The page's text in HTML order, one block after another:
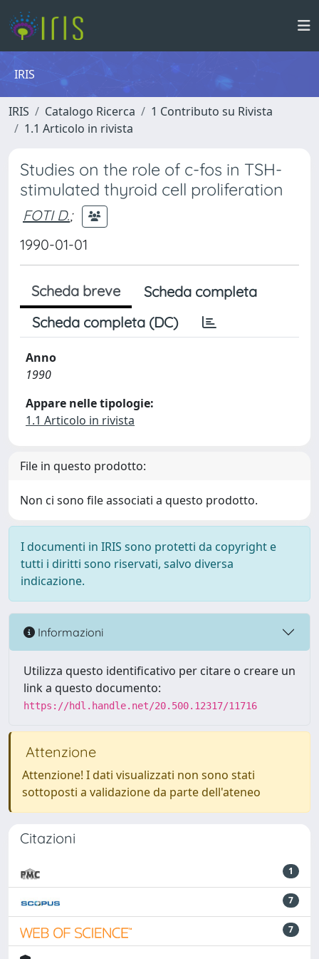
IRIS
IRIS Catalogo Ricerca
1 Contributo su Rivista
1.1 Articolo in rivista
Studies on the role of c-fos in TSH-
stimulated thyroid cell proliferation
FOTI D.;
1990-01-01
Scheda breve
Scheda completa
Scheda completa (DC)
Anno
1990
Appare nelle tipologie:
1.1 Articolo in rivista
File in questo prodotto:
Non ci sono file associati a questo prodotto.
I documenti in IRIS sono protetti da copyright e
tutti i diritti sono riservati, salvo diversa
indicazione.
Informazioni
Utilizza questo identificativo per citare o creare un
link a questo documento:
https://hdl.handle.net/20.500.12317/11716
Attenzione
Attenzione! I dati visualizzati non sono stati
sottoposti a validazione da parte dell'ateneo
Citazioni
1
7
7